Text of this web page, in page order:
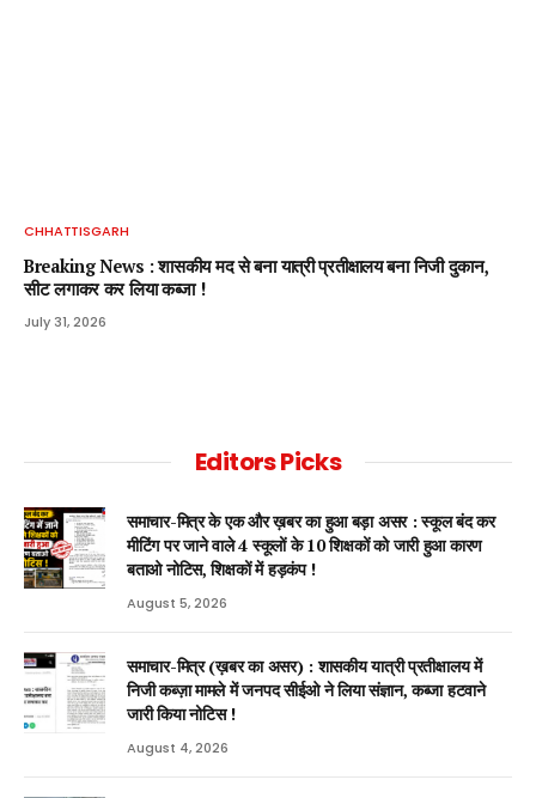
CHHATTISGARH
Breaking News : शासकीय मद से बना यात्री प्रतीक्षालय बना निजी दुकान,
सीट लगाकर कर लिया कब्जा !
July 31, 2026
Editors Picks
समाचार-मित्र के एक और ख़बर का हुआ बड़ा असर : स्कूल बंद कर
मीटिंग पर जाने वाले 4 स्कूलों के 10 शिक्षकों को जारी हुआ कारण
बताओ नोटिस, शिक्षकों में हड़कंप !
August 5, 2026
समाचार-मित्र (ख़बर का असर) : शासकीय यात्री प्रतीक्षालय में
निजी कब्ज़ा मामले में जनपद सीईओ ने लिया संज्ञान, कब्जा हटवाने
जारी किया नोटिस !
August 4, 2026